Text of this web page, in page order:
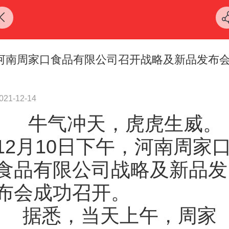
南周家口食品有限公司召开战略及新品发布
12-14
气冲天，虎虎生威。
月10日下午，河南周家
品有限公司战略及新品发
会成功召开。
悉，当天上午，周家